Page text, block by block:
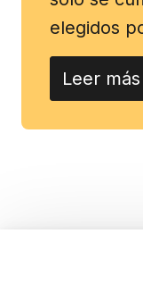
elegidos
Leer más